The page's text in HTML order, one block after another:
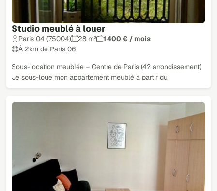
Studio meublé à louer
Paris 04 (75004) 28 m²
1 400 € / mois
À 2km de Paris 06
Sous-location meublée – Centre de Paris (4? arrondissement)
Je sous-loue mon appartement meublé à partir du